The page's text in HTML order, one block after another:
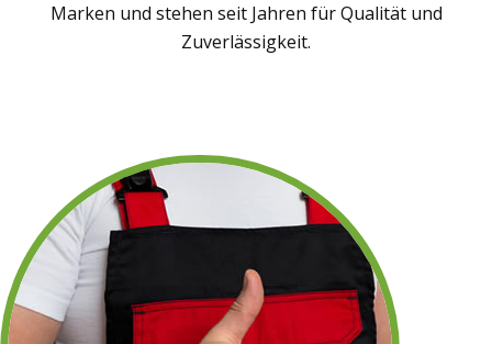
Marken und stehen seit Jahren für Qualität und
Zuverlässigkeit.